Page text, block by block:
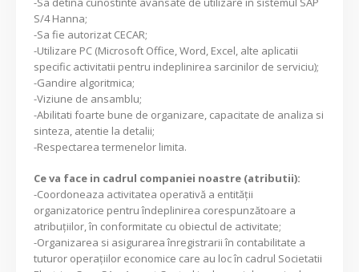
S/4 Hanna;
-Sa fie autorizat CECAR;
-Utilizare PC (Microsoft Office, Word, Excel, alte aplicatii
specific activitatii pentru indeplinirea sarcinilor de serviciu);
-Gandire algoritmica;
-Viziune de ansamblu;
-Abilitati foarte bune de organizare, capacitate de analiza si
sinteza, atentie la detalii;
-Respectarea termenelor limita.
Ce va face in cadrul companiei noastre (atributii):
-Coordoneaza activitatea operativă a entităţii
organizatorice pentru îndeplinirea corespunzătoare a
atribuţiilor, în conformitate cu obiectul de activitate;
-Organizarea si asigurarea înregistrarii în contabilitate a
tuturor operaţiilor economice care au loc în cadrul Societatii